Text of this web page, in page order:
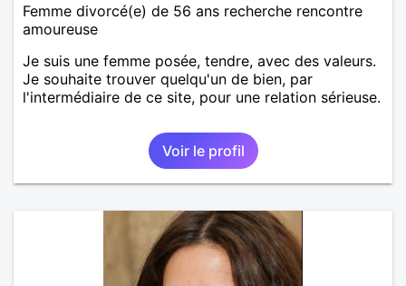
Femme divorcé(e) de 56 ans recherche rencontre
amoureuse
Je suis une femme posée, tendre, avec des valeurs.
Je souhaite trouver quelqu'un de bien, par
l'intermédiaire de ce site, pour une relation sérieuse.
Voir le profil